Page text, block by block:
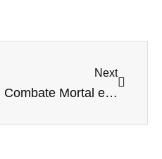
Next
Combate Mortal entre Empresas